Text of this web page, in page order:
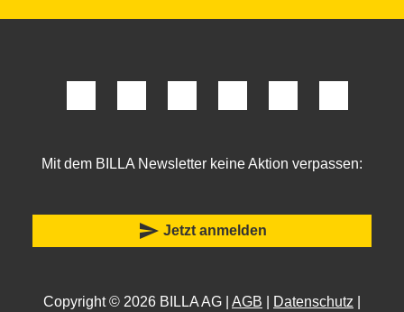
Mit dem BILLA Newsletter keine Aktion verpassen:
send Jetzt anmelden
Copyright © 2026 BILLA AG | AGB Datenschutz